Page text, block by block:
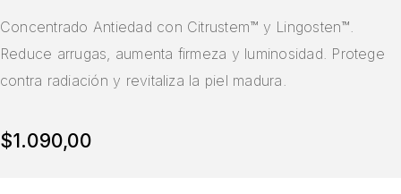
Concentrado Antiedad con Citrustem™ y Lingosten™.
Reduce arrugas, aumenta firmeza y luminosidad. Protege
contra radiación y revitaliza la piel madura.
$1.090,00